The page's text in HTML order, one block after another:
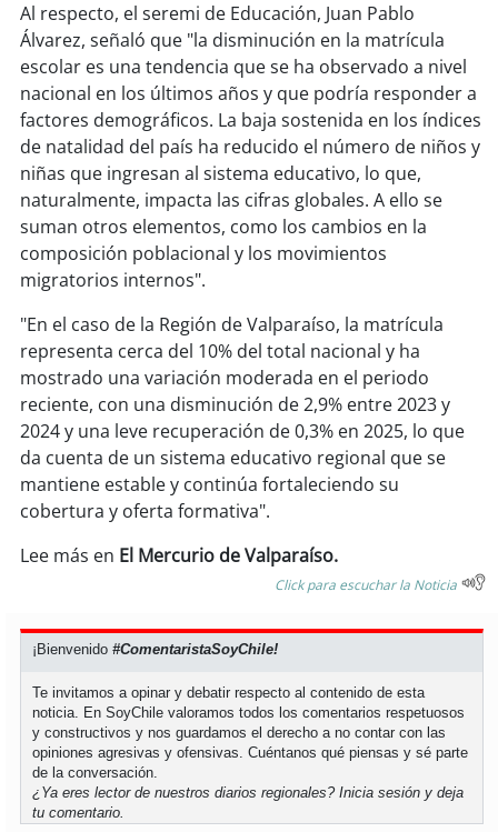
soyquillota
soysanantonio
soychillán
soysancarlos
soytalcahuano
soyconcepción
soycoronel
soyarauco
soytemuco
soypuertomontt
soychiloé
Al respecto, el seremi de Educación, Juan Pablo
Álvarez, señaló que "la disminución en la matrícula
escolar es una tendencia que se ha observado a nivel
nacional en los últimos años y que podría responder a
factores demográficos. La baja sostenida en los índices
de natalidad del país ha reducido el número de niños y
niñas que ingresan al sistema educativo, lo que,
naturalmente, impacta las cifras globales. A ello se
suman otros elementos, como los cambios en la
composición poblacional y los movimientos
migratorios internos".
"En el caso de la Región de Valparaíso, la matrícula
representa cerca del 10% del total nacional y ha
mostrado una variación moderada en el periodo
reciente, con una disminución de 2,9% entre 2023 y
2024 y una leve recuperación de 0,3% en 2025, lo que
da cuenta de un sistema educativo regional que se
mantiene estable y continúa fortaleciendo su
cobertura y oferta formativa".
Lee más en El Mercurio de Valparaíso.
Click para escuchar la Noticia
¡Bienvenido#ComentaristaSoyChile!
Te invitamos a opinar y debatir respecto al contenido de esta
noticia. En SoyChile valoramos todos los comentarios respetuosos
y constructivos y nos guardamos el derecho a no contar con las
opiniones agresivas y ofensivas. Cuéntanos qué piensas y sé parte
de la conversación.
¿Ya eres lector de nuestros diarios regionales?Inicia sesión y deja
tu comentario.